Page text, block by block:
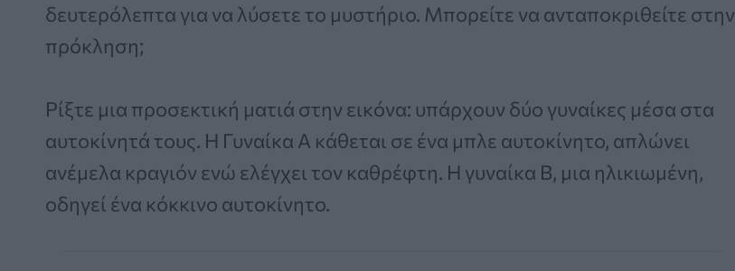
δευτερόλεπτα για να λύσετε το μυστήριο. Μπορείτε να ανταποκριθείτε στην
πρόκληση;
Ρίξτε μια προσεκτική ματιά στην εικόνα: υπάρχουν δύο γυναίκες μέσα στα
αυτοκίνητά τους. Η Γυναίκα Α κάθεται σε ένα μπλε αυτοκίνητο, απλώνει
ανέμελα κραγιόν ενώ ελέγχει τον καθρέφτη. Η γυναίκα Β, μια ηλικιωμένη,
οδηγεί ένα κόκκινο αυτοκίνητο.